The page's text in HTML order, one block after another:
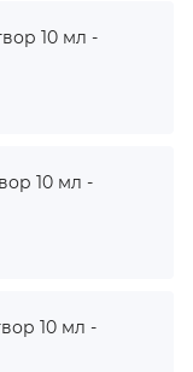
10 мл -
10 мл -
10 мл -